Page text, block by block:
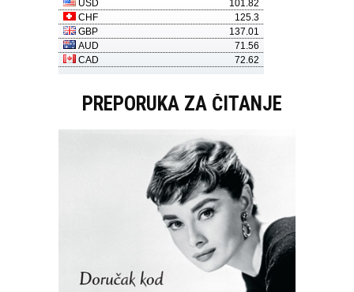
PREPORUKA ZA ČITANJE